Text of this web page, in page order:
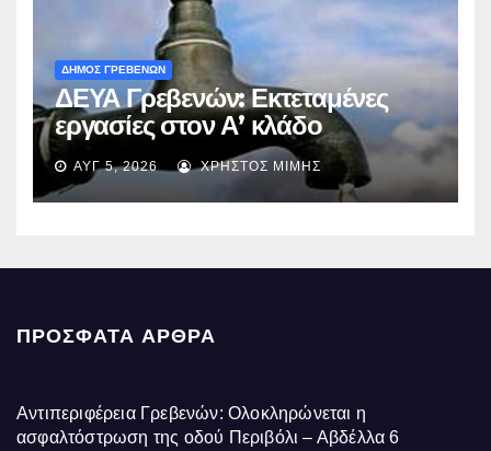
ΔΗΜΟΣ ΓΡΕΒΕΝΩΝ
ΔΕΥΑ Γρεβενών: Εκτεταμένες
εργασίες στον Α’ κλάδο
ύδρευσης – Ποιες περιοχές
επηρεάζονται την Πέμπτη
ΑΥΓ 5, 2026 ΧΡΉΣΤΟΣ ΜΊΜΗΣ
ΠΡΌΣΦΑΤΑ ΆΡΘΡΑ
Αντιπεριφέρεια Γρεβενών: Ολοκληρώνεται η
ασφαλτόστρωση της οδού Περιβόλι – Αβδέλλα 6